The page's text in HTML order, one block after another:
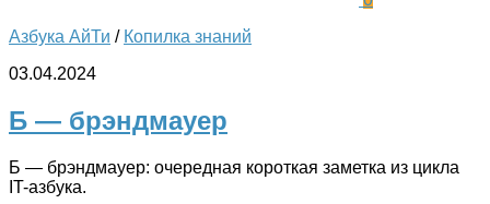
Азбука АйТи / Копилка знаний
03.04.2024
Б — брэндмауер
Б — брэндмауер: очередная короткая заметка из цикла
IT-азбука.